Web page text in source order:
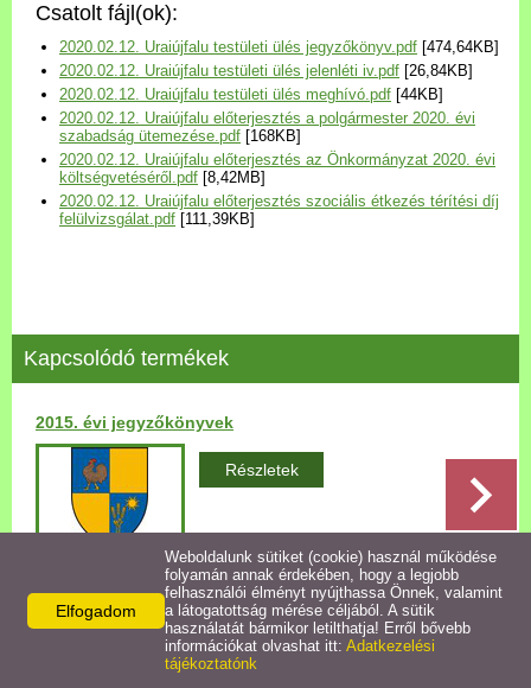
Választási információk
Versenyképes Járások
Program
Települési Arculati
Kézikönyv
Bezerédj Amália Óvoda
Egyéb intézmények
Egyéb szolgáltatások
Egészségügyi ellátás
Uraiújfalu Sportegyesület
Csatolt fájl(ok):
2020.02.12. Uraiújfalu testületi ülés jegyzőkönyv.pdf [474,64KB]
2020.02.12. Uraiújfalu testületi ülés jelenléti iv.pdf [26,84KB]
2020.02.12. Uraiújfalu testületi ülés meghívó.pdf [44KB]
2020.02.12. Uraiújfalu előterjesztés a polgármester 2020. évi
szabadság ütemezése.pdf [168KB]
2020.02.12. Uraiújfalu előterjesztés az Önkormányzat 2020. évi
költségvetéséről.pdf [8,42MB]
2020.02.12. Uraiújfalu előterjesztés szociális étkezés térítési díj
felülvizsgálat.pdf [111,39KB]
Kapcsolódó termékek
2015. évi jegyzőkönyvek
Részletek
Vissza az előző oldalra!
Elfogadom
Weboldalunk sütiket (cookie) használ működése
folyamán annak érdekében, hogy a legjobb
felhasználói élményt nyújthassa Önnek, valamint
a látogatottság mérése céljából. A sütik
használatát bármikor letilthatja! Erről bővebb
információkat olvashat itt: Adatkezelési
tájékoztatónk